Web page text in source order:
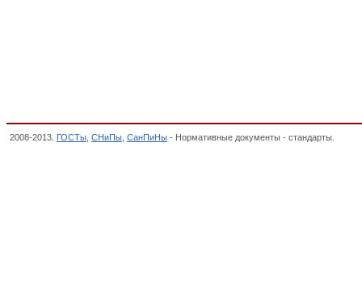
2008-2013. ГОСТы СНиПы СанПиНы - Нормативные документы - стандарты.